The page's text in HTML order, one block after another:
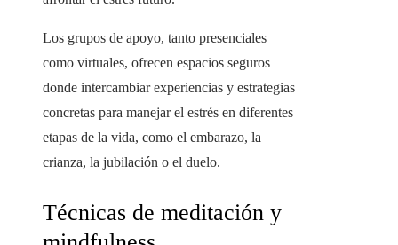
Los grupos de apoyo, tanto presenciales
como virtuales, ofrecen espacios seguros
donde intercambiar experiencias y estrategias
concretas para manejar el estrés en diferentes
etapas de la vida, como el embarazo, la
crianza, la jubilación o el duelo.
Técnicas de meditación y